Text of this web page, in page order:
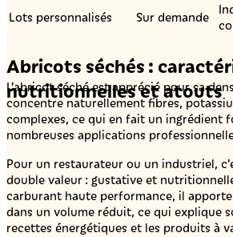
Lots personnalisés Sur demande
Abricots séchés :
nutritionnelles et atouts
L’abricot séché est apprécié pour sa
concentre naturellement fibres,
complexes, ce qui en fait un ingrédient
nombreuses applications
Pour un restaurateur ou un industriel,
double valeur : gustative et
carburant haute performance, il apporte
dans un volume réduit, ce qui explique
recettes énergétiques et les produits à